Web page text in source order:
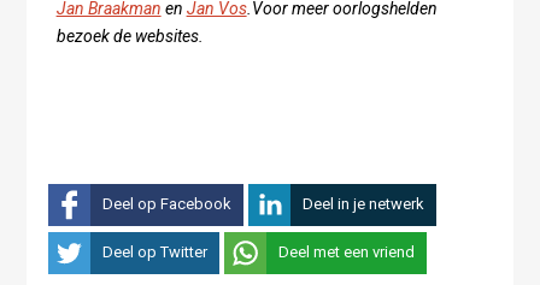
Jan Braakman en Jan Vos.Voor meer oorlogshelden
bezoek de websites.
Deel op Facebook Deel in je netwerk
Deel op Twitter Deel met een vriend